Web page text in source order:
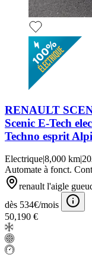
RENAULT
Scenic E-Tech
Techno esprit
Electrique|8,000 km|
Automate à fonct.
renault l'aigle
dès 534€/mois
50,190 €